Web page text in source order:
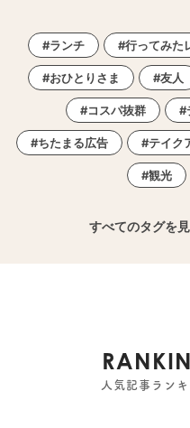
ランチ 行ってみた
おひとりさま 友人
コスパ抜群
ちたまる広告 テイク
観光
すべてのタグを
人気記事ランキ